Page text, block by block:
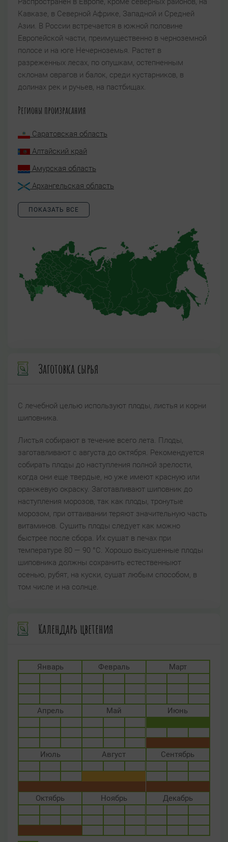
Кавказе, в Северной Африке, Западной и Средней
Азии. В России встречается в южной половине
Европейской части, преимущественно в черноземной
полосе и на юге Нечерноземья. Растет в
разреженных лесах, по опушкам, остепненным
склонам оврагов и балок, среди кустарников, в
долинах рек и ручьев, на пастбищах.
Регионы произрасания
Саратовская область
Алтайский край
Амурская область
Архангельская область
ПОКАЗАТЬ ВСЕ
Заготовка сырья
С лечебной целью используют плоды, листья и корни
шиповника.
Листья собирают в течение всего лета. Плоды,
заготавливают с августа до октября. Рекомендуется
собирать плоды до наступления полной зрелости,
когда они еще твердые, но уже имеют красную или
оранжевую окраску. Заготавливают шиповник до
наступления морозов, так как плоды, тронутые
морозом, при оттаивании теряют значительную часть
витаминов. Сушить плоды следует как можно
быстрее после сбора. Их сушат в печах при
температуре 80 — 90 °C. Хорошо высушенные плоды
шиповника должны сохранить естественныют
осенью, рубят, на куски, сушат любым способом, в
том числе и на солнце.
Календарь цветения
Январь Февраль Март
Апрель Май Июнь
Июль Август Сентябрь
Октябрь Ноябрь Декабрь